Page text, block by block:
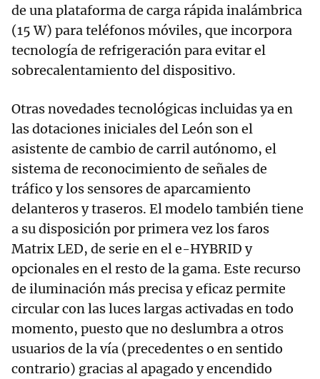
de una plataforma de carga rápida inalámbrica
(15 W) para teléfonos móviles, que incorpora
tecnología de refrigeración para evitar el
sobrecalentamiento del dispositivo.
Otras novedades tecnológicas incluidas ya en
las dotaciones iniciales del León son el
asistente de cambio de carril autónomo, el
sistema de reconocimiento de señales de
tráfico y los sensores de aparcamiento
delanteros y traseros. El modelo también tiene
a su disposición por primera vez los faros
Matrix LED, de serie en el e-HYBRID y
opcionales en el resto de la gama. Este recurso
de iluminación más precisa y eficaz permite
circular con las luces largas activadas en todo
momento, puesto que no deslumbra a otros
usuarios de la vía (precedentes o en sentido
contrario) gracias al apagado y encendido